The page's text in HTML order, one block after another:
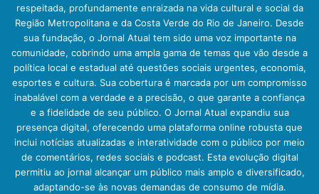
respeitada, profundamente enraizada na vida cultural e social da
Região Metropolitana e da Costa Verde do Rio de Janeiro. Desde
sua fundação, o Jornal Atual tem sido uma voz importante na
comunidade, cobrindo uma ampla gama de temas que vão desde a
política local e estadual até questões sociais urgentes, economia,
esportes e cultura. Sua cobertura é marcada por um compromisso
inabalável com a verdade e a precisão, o que garante a confiança
e a fidelidade de seu público. O Jornal Atual expandiu sua
presença digital, oferecendo uma plataforma online robusta que
inclui notícias atualizadas e interatividade com o público por meio
de comentários, redes sociais e podcast. Esta evolução digital
permitiu ao jornal alcançar um público mais amplo e diversificado,
adaptando-se às novas demandas de consumo de mídia.